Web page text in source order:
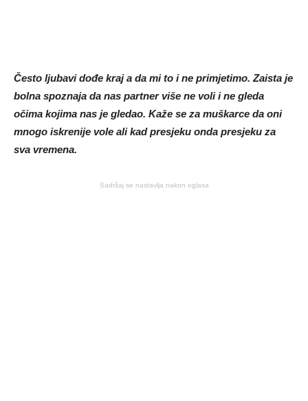
Često ljubavi dođe kraj a da mi to i ne primjetimo. Zaista je
bolna spoznaja da nas partner više ne voli i ne gleda
očima kojima nas je gledao. Kaže se za muškarce da oni
mnogo iskrenije vole ali kad presjeku onda presjeku za
sva vremena.
Sadržaj se nastavlja nakon oglasa